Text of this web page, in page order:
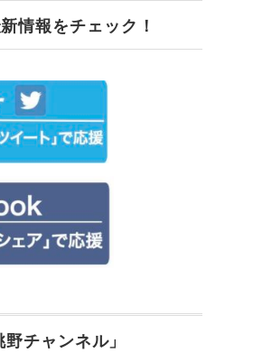
情報をチェック！
チャンネル」